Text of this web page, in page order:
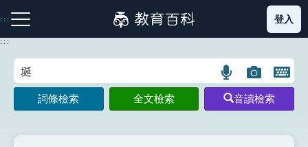
到
主
:::
注音索引圖示 筆畫索引圖示 部首索引表圖示
登入
:::
語
言
搜
圖
片
搜
開
鍵
圖
詞條檢索 全文檢索 音讀檢索